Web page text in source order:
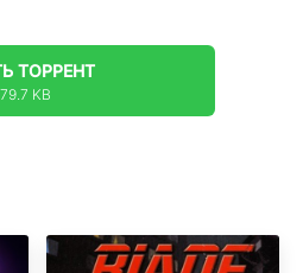
ТОРРЕНТ
KB